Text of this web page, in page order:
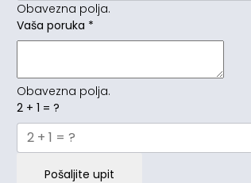
Obavezna polja.
Vaša poruka *
Obavezna polja.
2 + 1 = ?
Pošaljite upit